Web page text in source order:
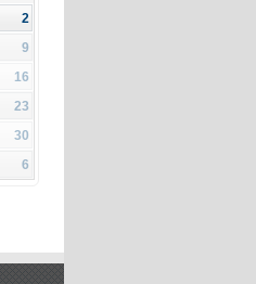
2
9
16
23
30
6